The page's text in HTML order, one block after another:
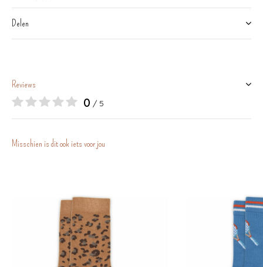
Delen
Reviews
0 / 5
Misschien is dit ook iets voor jou